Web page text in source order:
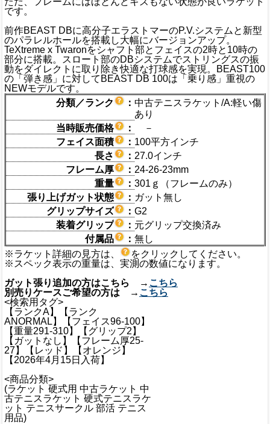
です。
前作BEAST DBに高分子エラストマーのP.V.システムと新型
のパラレルホールを搭載し大幅にバージョンアップ。
TeXtreme x Twaronをシャフト部とフェイスの2時と10時の
部分に搭載。スロート部のDBシステムでストリングスの振
動をダイレクトに取り除き快適な打球感を実現。BEAST100
の「弾き感」に対してBEAST DB 100は「乗り感」重視の
NEWモデルです。
分類／ランク
： 中古テニスラケット/A:軽い傷
あり
当時販売価格
：
－
フェイス面積
： 100平方インチ
長さ
： 27.0インチ
フレーム厚
： 24-26-23mm
重量
： 301ｇ（フレームのみ）
張り上げガット状態
： ガット無し
グリップサイズ
： G2
装着グリップ
： 元グリップ交換済み
付属品
： 無し
※ラケット詳細の見方は、
をクリックしてください。
※スペック表示の重量は、実測の数値になります。
ガット張り追加の方はこちら → こちら
別売りケースご希望の方は → こちら
<検索用タグ>
【ランクA】【ランク
ANORMAL】【フェイス96-100】
【重量291-310】【グリップ2】
【ガットなし】【フレーム厚25-
27】【レッド】【オレンジ】
【2026年4月15日入荷】
<商品分類>
(ラケット 硬式用 中古ラケット 中
古テニスラケット 硬式テニスラケ
ット テニスサークル 部活 テニス
用品)